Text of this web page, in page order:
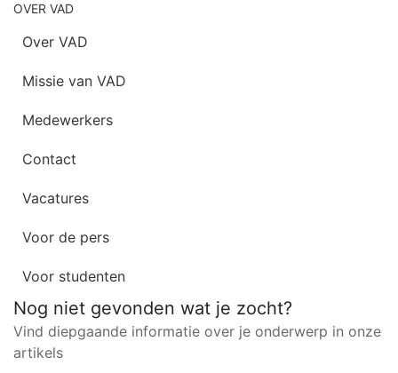
OVER VAD
Over VAD
Missie van VAD
Medewerkers
Contact
Vacatures
Voor de pers
Voor studenten
Nog niet gevonden wat je zocht?
Vind diepgaande informatie over je onderwerp in onze
artikels